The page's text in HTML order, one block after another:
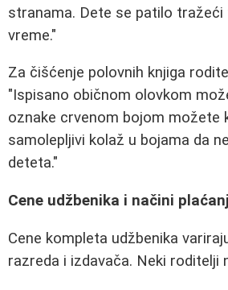
stranama. Dete se patilo tražeći
vreme."
Za čišćenje polovnih knjiga
"Ispisano običnom olovkom
oznake crvenom bojom
samolepljivi kolaž u bojama da
deteta."
Cene udžbenika i načini
Cene kompleta udžbenika
razreda i izdavača. Neki roditelji